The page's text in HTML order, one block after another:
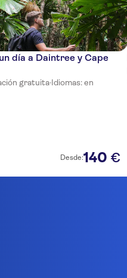
día a Daintree y Cape
gratuita·Idiomas: en
Desde:140 €